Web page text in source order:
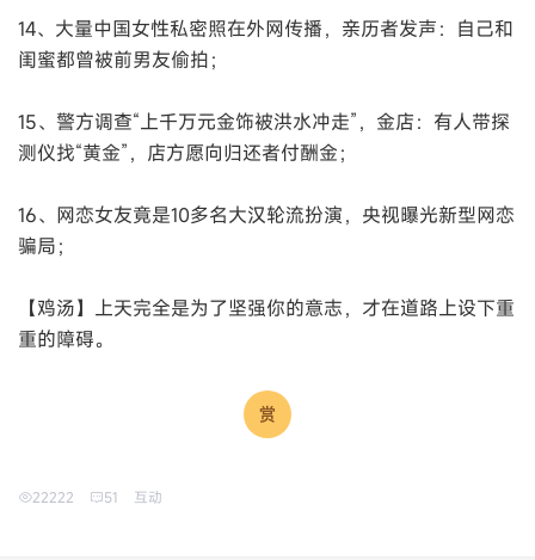
14、大量中国女性私密照在外网传播，亲历者发声：自己和
闺蜜都曾被前男友偷拍；
15、警方调查“上千万元金饰被洪水冲走”，金店：有人带探
测仪找“黄金”，店方愿向归还者付酬金；
16、网恋女友竟是10多名大汉轮流扮演，央视曝光新型网恋
骗局；
【鸡汤】上天完全是为了坚强你的意志，才在道路上设下重
重的障碍。
22222 51 互动